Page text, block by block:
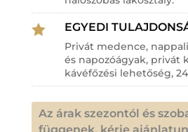
 EGYEDI
Privát medence,
és napozóágyak, privát
kávéfőzési lehetőség,
Az árak szezontól és